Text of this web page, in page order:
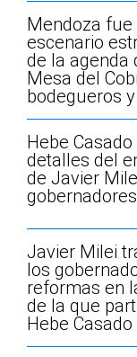
Mendoza fue
escenario
de la agenda
Mesa del
bodegueros
Hebe
detalles del
de Javier
gobernadores
Javier Milei
los
reformas en
de la que
Hebe Casado